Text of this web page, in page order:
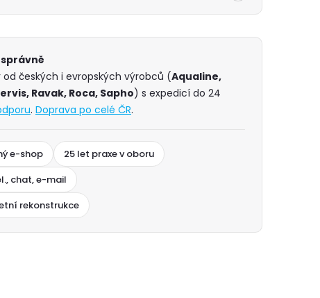
správně
českých i evropských výrobců (Aqualine,
Ravak, Roca, Sapho) s expedicí do 24
. Doprava po celé ČR.
e-shop
25 let praxe v oboru
chat, e-mail
rekonstrukce